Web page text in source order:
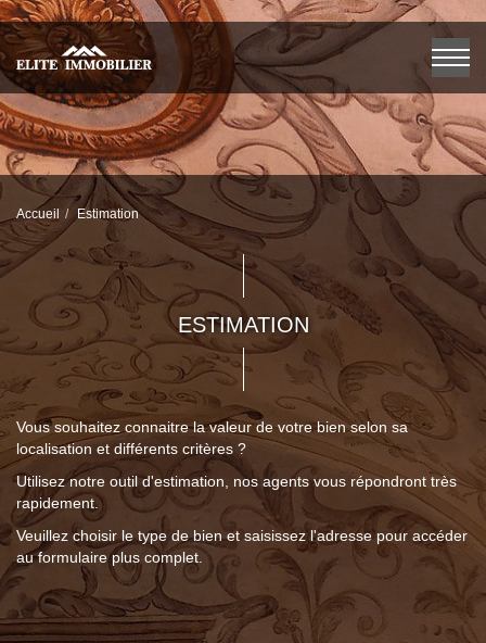
Accueil Estimation
ESTIMATION
Vous souhaitez connaitre la valeur de votre bien selon sa
localisation et différents critères ?
Utilisez notre outil d'estimation, nos agents vous répondront très
rapidement.
Veuillez choisir le type de bien et saisissez l'adresse pour accéder
au formulaire plus complet.